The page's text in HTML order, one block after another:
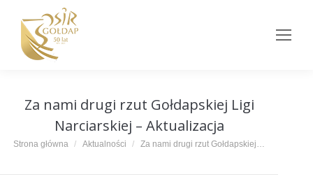
Za nami drugi rzut Gołdapskiej Ligi
Narciarskiej – Aktualizacja
Jesteś tutaj:
Strona główna Aktualności Za nami drugi rzut Gołdapskiej…